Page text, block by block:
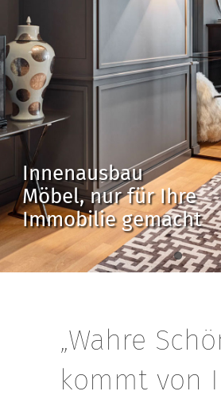
Innenausbau
Möbel, nur für Ihre
Immobilie gemacht
„Wahre
kommt von